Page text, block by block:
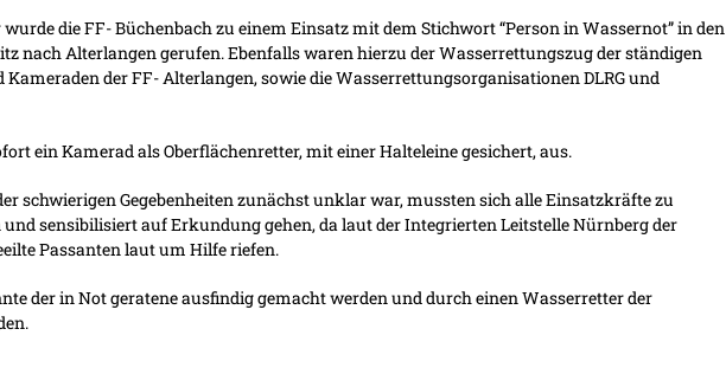
wurde die FF- Büchenbach zu einem Einsatz mit dem Stichwort “Person in Wassernot” in den
nach Alterlangen gerufen. Ebenfalls waren hierzu der Wasserrettungszug der ständigen
der FF- Alterlangen, sowie die Wasserrettungsorganisationen DLRG und
ein Kamerad als Oberflächenretter, mit einer Halteleine gesichert, aus.
schwierigen Gegebenheiten zunächst unklar war, mussten sich alle Einsatzkräfte zu
sensibilisiert auf Erkundung gehen, da laut der Integrierten Leitstelle Nürnberg der
Passanten laut um Hilfe riefen.
der in Not geratene ausfindig gemacht werden und durch einen Wasserretter der